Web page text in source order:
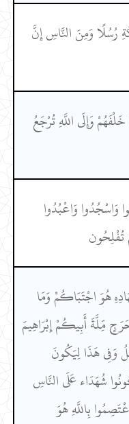
رُسُلًا وَمِنَ النَّاسِ إِنَّ
خَلْفَهُمْ وَإِلَى اللَّهِ تُرْجَعُ
وَاسْجُدُوا وَاعْبُدُوا
تُفْلِحُون
هُوَ اجْتَبَاكُمْ وَمَا
مِّلَّةَ أَبِيكُمْ إِبْرَاهِيمَ
وَفِي هَذَا لِيَكُونَ
شُهَدَاء عَلَى النَّاسِ
بِاللَّهِ هُوَ